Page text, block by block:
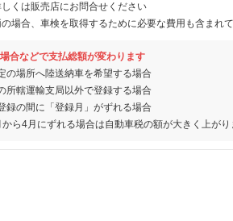
くは販売店にお問合せください
場合、車検を取得するために必要な費用も含まれ
場合などで支払総額が変わります
の場所へ陸送納車を希望する場合
所轄運輸支局以外で登録する場合
録の間に「登録月」がずれる場合
から4月にずれる場合は自動車税の額が大きく上がり